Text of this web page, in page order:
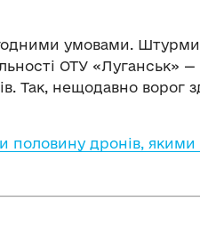
умовами. Штурми
ОТУ «Луганськ»
Так, нещодавно ворог
половину дронів, якими